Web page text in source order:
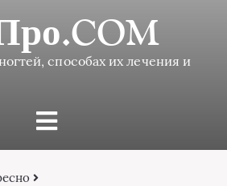
способах их лечения и